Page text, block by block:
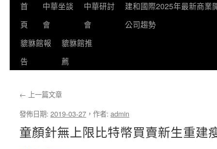
首
頁
中華坐談
會
中華研討
會
建和國際2025年最新商業
公司趨勢
貔貅館報
告
貔貅館推
薦
← 上一篇文章
發佈日期: 2019-03-27 ， 作者: admin
童顏針無上限比特幣買賣新生重建